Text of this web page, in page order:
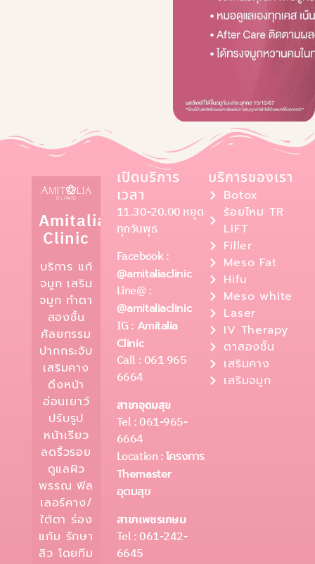
Amitalia
Clinic
บริการ แก้
จมูก เสริม
จมูก ทำตา
สองชั้น
ศัลยกรรม
ปากกระจับ
เสริมคาง
ดึงหน้า
อ่อนเยาว์
ปรับรูป
หน้าเรียว
ลดริ้วรอย
ดูแลผิว
พรรณ ฟิล
เลอร์คาง/
ใต้ตา ร่อง
แก้ม รักษา
สิว โดยทีม
เปิดบริการ
เวลา
11.30-20.00 หยุด
ทุกวันพุธ
Facebook :
@amitaliaclinic
Line@ :
@amitaliaclinic
IG : Amitalia
Clinic
Call : 061 965
6664
สาขาอุดมสุข
Tel : 061-965-
6664
Location :โครงการ
Themaster
อุดมสุข
สาขาเพชรเกษม
Tel : 061-242-
6645
บริการของเรา
Botox
ร้อยไหม TR
LIFT
Filler
Meso Fat
Hifu
Meso white
Laser
IV Therapy
ตาสองชั้น
เสริมคาง
เสริมจมูก